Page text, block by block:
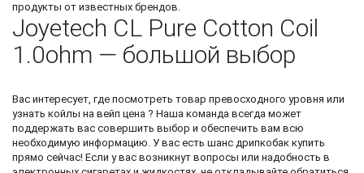
продукты от известных брендов.
Joyetech CL Pure Cotton Coil
1.0ohm — большой выбор
Вас интересует, где посмотреть товар превосходного уровня или
узнать койлы на вейп цена ? Наша команда всегда может
поддержать вас совершить выбор и обеспечить вам всю
необходимую информацию. У вас есть шанс дрипкобак купить
прямо сейчас! Если у вас возникнут вопросы или надобность в